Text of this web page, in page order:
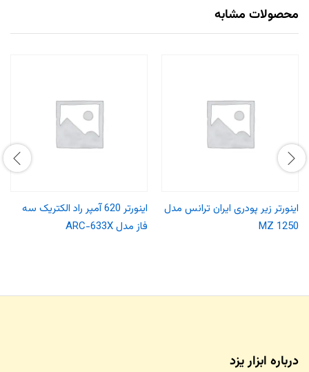
محصولات مشابه
اینورتر زیر پودری ایران ترانس مدل
MZ 1250
اینورتر 620 آمپر راد الکتریک سه
فاز مدل ARC-633X
درباره ابزار یزد